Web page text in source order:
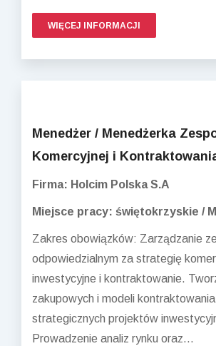
WIĘCEJ INFORMACJI
Menedżer / Menedżerka
Komercyjnej i
Firma: Holcim Polska S.A
Miejsce pracy: świętokrzyskie /
Zakres obowiązków: Zarządzanie
odpowiedzialnym za strategię
inwestycyjne i kontraktowanie.
zakupowych i modeli
strategicznych projektów
Prowadzenie analiz rynku oraz...